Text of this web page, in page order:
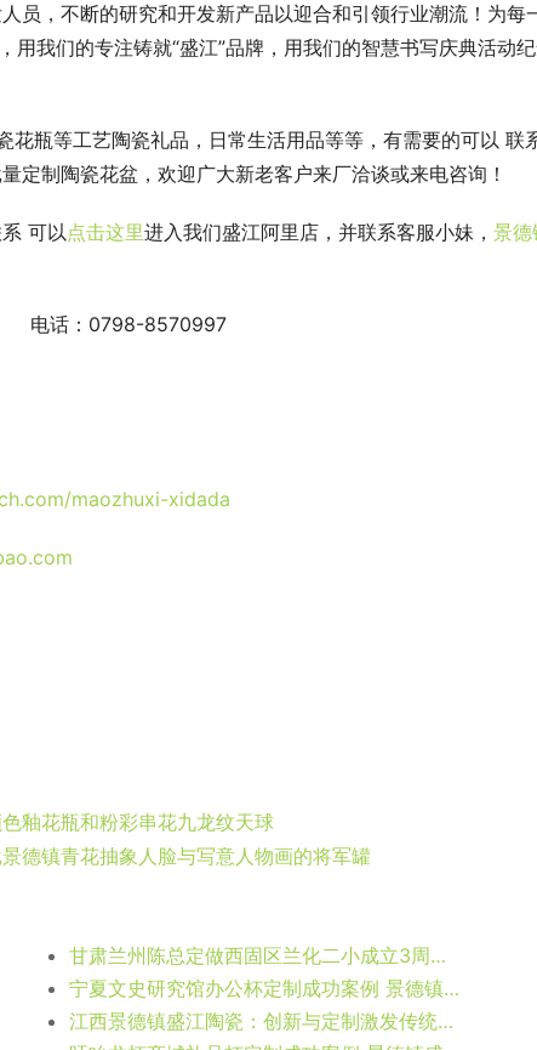
员，不断的研究和开发新产品以迎合和引领行业潮流！为每
用我们的专注铸就“盛江”品牌，用我们的智慧书写庆典活动
花瓶等工艺陶瓷礼品，日常生活用品等等，有需要的可以 联
定制陶瓷花盆，欢迎广大新老客户来厂洽谈或来电咨询！
可以点击这里进入我们盛江阿里店，并联系客服小妹， 景德
电话：0798-8570997
maozhuxi-xidada
釉花瓶和粉彩串花九龙纹天球
德镇青花抽象人脸与写意人物画的将军罐
甘肃兰州陈总定做西固区兰化二小成立3周年纪念杯子——卡通马克杯
宁夏文史研究馆办公杯定制成功案例 景德镇盛江陶瓷
江西景德镇盛江陶瓷：创新与定制激发传统产业新活力